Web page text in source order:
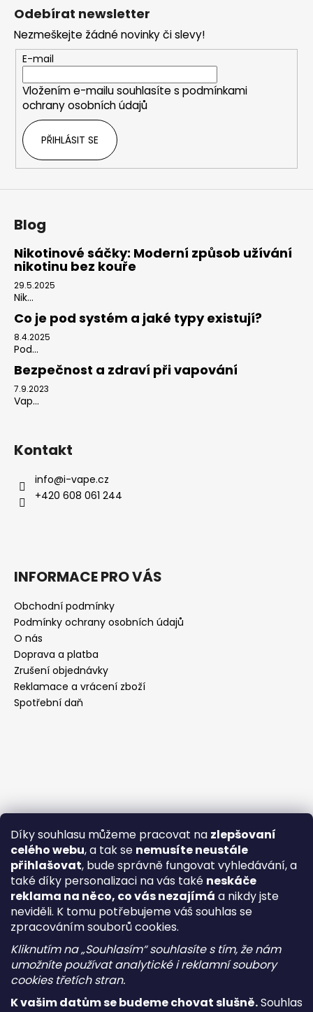
Díky souhlasu můžeme pracovat na zlepšovaní
celého webu, a tak se nemusíte neustále
přihlašovat, bude správně fungovat vyhledávání, a
také díky personalizaci na vás také neskáče
reklama na něco, co vás nezajímá a nikdy jste
neviděli. K tomu potřebujeme váš souhlas se
zpracováním souborů cookies.
Kliknutím na „Souhlasím“ souhlasíte s tím, že nám
umožníte používat analytické i reklamní soubory
cookies třetích stran.
K vašim datům se budeme chovat slušně.Souhlas
Odebírat newsletter
Nezmeškejte žádné novinky či slevy!
E-mail
Vložením e-mailu souhlasíte s podmínkami
ochrany osobních údajů
PŘIHLÁSIT SE
Blog
Nikotinové sáčky: Moderní způsob užívání
nikotinu bez kouře
29.5.2025
Nik...
Co je pod systém a jaké typy existují?
8.4.2025
Pod...
Bezpečnost a zdraví při vapování
7.9.2023
Vap...
Kontakt
info@i-vape.cz
+420 608 061 244
INFORMACE PRO VÁS
Obchodní podmínky
Podmínky ochrany osobních údajů
O nás
Doprava a platba
Zrušení objednávky
Reklamace a vrácení zboží
Spotřební daň